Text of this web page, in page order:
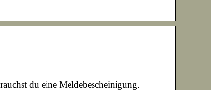
du eine Meldebescheinigung.